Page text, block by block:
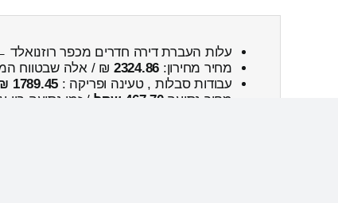
עלות העברת דירה חדרים מכפר
מחיר מחירון: 2324.86 ₪ / אלה שבטווח
עבודות סבלות , טעינה ופריקה : 1789.45 ₪
מחיר נסיעה467.70 שקל / זמן נסיעה בין